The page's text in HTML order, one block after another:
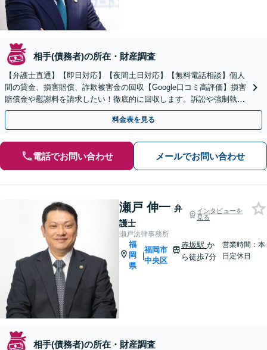
相手(債務者)の所在・財産調査
【弁護士直通】【即日対応】【夜間土日対応】【無料電話相談】個人
間の貸金、損害賠償、詐欺被害金の回収【Google口コミ高評価】損害
賠償金や慰謝料を請求したい！徹底的に回収します。訴訟や強制執行
になった際も徹底的に対応していきます。
料金表を見る
電話でお問い合わせ メールでお問い合わせ
瀬戸 伸一 弁
護士
インタビューを
見る
瀬戸法律事務所
福
岡
県
|
福岡市
中央区
赤坂駅 か
ら徒歩7分
営業時間：本
日定休日
相手(債務者)の所在・財産調査